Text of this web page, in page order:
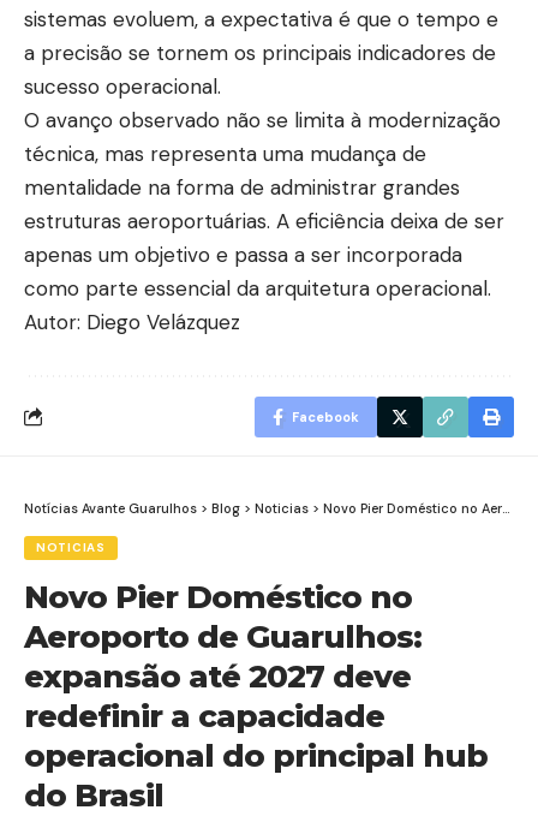
sistemas evoluem, a expectativa é que o tempo e
a precisão se tornem os principais indicadores de
sucesso operacional.
O avanço observado não se limita à modernização
técnica, mas representa uma mudança de
mentalidade na forma de administrar grandes
estruturas aeroportuárias. A eficiência deixa de ser
apenas um objetivo e passa a ser incorporada
como parte essencial da arquitetura operacional.
Autor: Diego Velázquez
Facebook
Notícias Avante Guarulhos > Blog > Noticias > Novo Pier Doméstico no Aeroporto de Guarulhos: expansão até 2027 deve redefinir a capacidade operacional do principal hub do Brasil
NOTICIAS
Novo Pier Doméstico no
Aeroporto de Guarulhos:
expansão até 2027 deve
redefinir a capacidade
operacional do principal hub
do Brasil